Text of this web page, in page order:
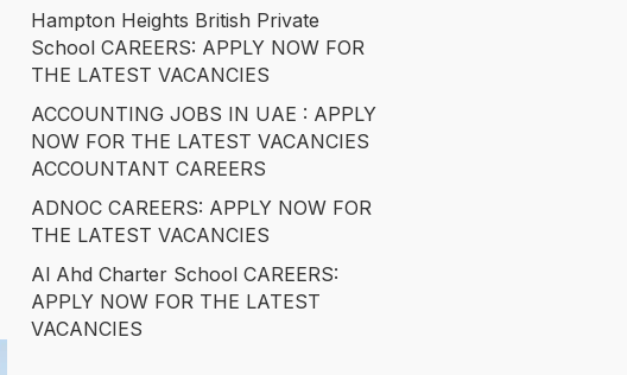
Hampton Heights British Private
School CAREERS: APPLY NOW FOR
THE LATEST VACANCIES
ACCOUNTING JOBS IN UAE : APPLY
NOW FOR THE LATEST VACANCIES
ACCOUNTANT CAREERS
ADNOC CAREERS: APPLY NOW FOR
THE LATEST VACANCIES
Al Ahd Charter School CAREERS:
APPLY NOW FOR THE LATEST
VACANCIES